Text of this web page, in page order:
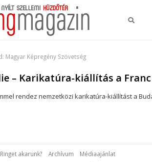
Magyar Képregény Szövetség
– Karikatúra-kiállítás a
rendez nemzetközi karikatúra-kiállítást a
akarunk? Archívum
Médiaajánlat